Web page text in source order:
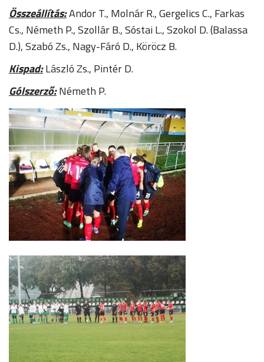
Összeállítás:Andor T., Molnár R., Gergelics C., Farkas
Cs., Németh P., Szollár B., Sóstai L., Szokol D. (Balassa
D.), Szabó Zs., Nagy-Fáró D., Köröcz B.
Kispad:László Zs., Pintér D.
Gólszerző:Németh P.